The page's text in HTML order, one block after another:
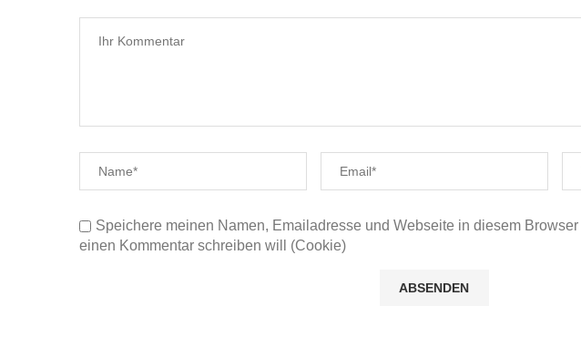
Speichere meinen Namen, Emailadresse und Webseite in diesem
einen Kommentar schreiben will (Cookie)